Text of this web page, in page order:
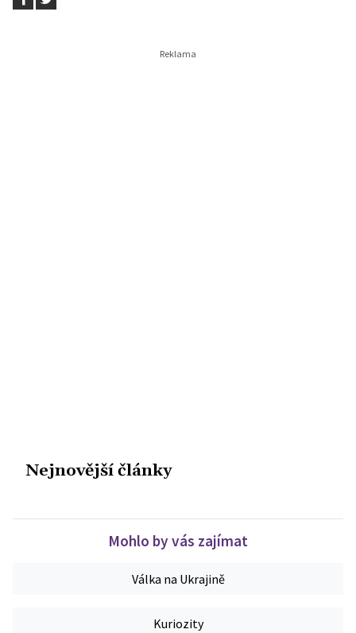
Nejnovější články
Mohlo by vás zajímat
Válka na Ukrajině
Kuriozity